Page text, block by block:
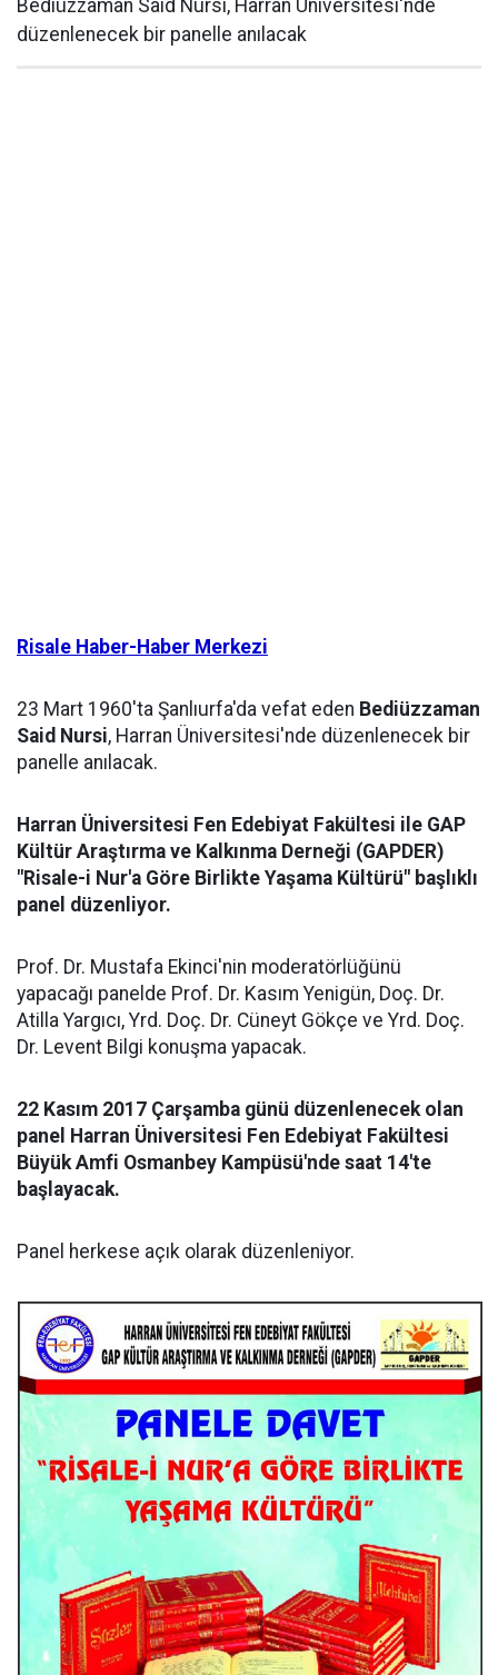
Bediüzzaman Said Nursi, Harran Üniversitesi'nde
düzenlenecek bir panelle anılacak
Risale Haber-Haber Merkezi
23 Mart 1960'ta Şanlıurfa'da vefat eden Bediüzzaman
Said Nursi, Harran Üniversitesi'nde düzenlenecek bir
panelle anılacak.
Harran Üniversitesi Fen Edebiyat Fakültesi ile GAP
Kültür Araştırma ve Kalkınma Derneği (GAPDER)
"Risale-i Nur'a Göre Birlikte Yaşama Kültürü" başlıklı
panel düzenliyor.
Prof. Dr. Mustafa Ekinci'nin moderatörlüğünü
yapacağı panelde Prof. Dr. Kasım Yenigün, Doç. Dr.
Atilla Yargıcı, Yrd. Doç. Dr. Cüneyt Gökçe ve Yrd. Doç.
Dr. Levent Bilgi konuşma yapacak.
22 Kasım 2017 Çarşamba günü düzenlenecek olan
panel Harran Üniversitesi Fen Edebiyat Fakültesi
Büyük Amfi Osmanbey Kampüsü'nde saat 14'te
başlayacak.
Panel herkese açık olarak düzenleniyor.